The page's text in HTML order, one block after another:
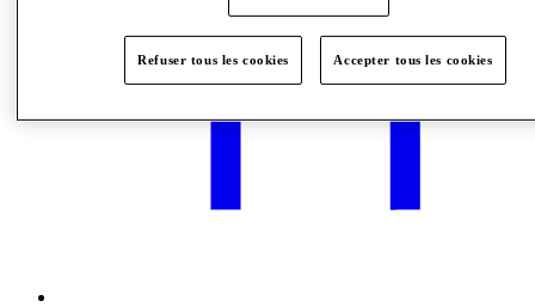
Refuser tous les cookies Accepter tous les cookies